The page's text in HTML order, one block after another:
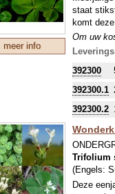
meer info
staat
komt
Om uw
zo'n
sommige
392300
392300.1
392300.2
Trifolium
(Engels:
Deze